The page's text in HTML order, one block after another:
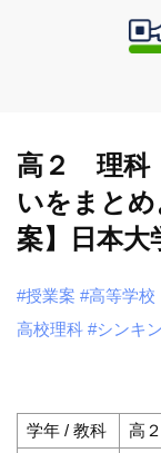
高２ 理科
いをまと
案】日本
#授業案 #高等学校
高校理科 #シンキ
学年 / 教科
高